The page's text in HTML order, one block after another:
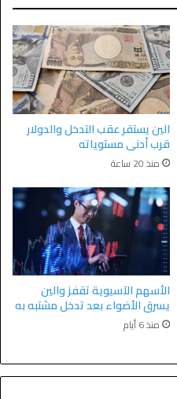
الين يستقر عقب التدخل والدولار
قرب أدنى مستوياته
منذ 20 ساعة
الأسهم الآسيوية تقفز والين
يسرق الأضواء بعد تدخل مشتبه به
منذ 6 أيام